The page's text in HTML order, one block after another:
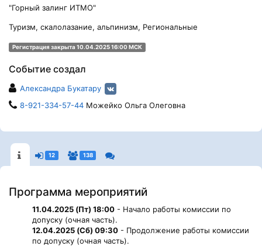
"Горный залинг ИТМО"
Туризм, скалолазание, альпинизм, Региональные
Регистрация закрыта 10.04.2025 16:00 МСК
Событие создал
Александра Букатару
8-921-334-57-44 Можейко Ольга Олеговна
12 138
Программа мероприятий
11.04.2025 (Пт) 18:00 - Начало работы комиссии по
допуску (очная часть).
12.04.2025 (Сб) 09:30 - Продолжение работы комиссии
по допуску (очная часть).